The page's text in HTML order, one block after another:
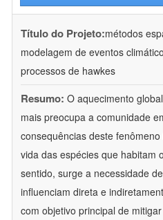
Título do Projeto:métodos
modelagem de eventos
processos de hawkes
Resumo: O aquecimento
mais preocupa a comunidade
consequências deste
vida das espécies que habitam
sentido, surge a necessidade
influenciam direta e
com objetivo principal de